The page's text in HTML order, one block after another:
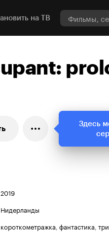
на ТВ
2019
Нидерланды
короткометражка, фантастика,
Здесь